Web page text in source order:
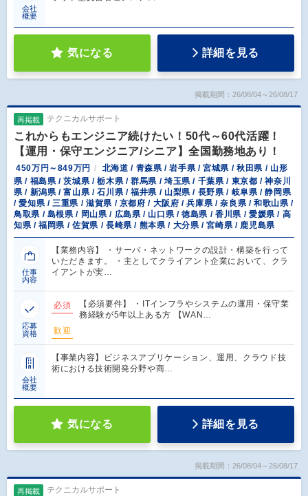
会社
概要
気になる 詳細を見る
掲載期間：26/08/04～26/08/17
再掲載 テクニカルサポート
これからもエンジニア続けたい！50代～60代活躍！
【運用・保守エンジニア/シニア】全国勤務地あり！
450万円～849万円
北海道 / 青森県 / 岩手県 / 宮城県 / 秋田県 / 山形
県 / 福島県 / 茨城県 / 栃木県 / 群馬県 / 埼玉県 / 千葉県 / 東京都 / 神奈川
県 / 新潟県 / 富山県 / 石川県 / 福井県 / 山梨県 / 長野県 / 岐阜県 / 静岡県
/ 愛知県 / 三重県 / 滋賀県 / 京都府 / 大阪府 / 兵庫県 / 奈良県 / 和歌山県 /
鳥取県 / 島根県 / 岡山県 / 広島県 / 山口県 / 徳島県 / 香川県 / 愛媛県 / 高
知県 / 福岡県 / 佐賀県 / 長崎県 / 熊本県 / 大分県 / 宮崎県 / 鹿児島県
仕事
内容
【業務内容】 ・サーバ・ネットワークの設計・構築を行って
いただきます。 ・主としてクライアント企業において、クラ
イアントが実…
応募
資格
必須
【必須要件】 ・ITインフラやシステムの運用・保守業
務経験が5年以上ある方 【WAN…
歓迎
会社
概要
【事業内容】ビジネスアプリケーション、運用、クラウド技
術における技術開発分野や商…
気になる 詳細を見る
掲載期間：26/08/04～26/08/17
再掲載 テクニカルサポート